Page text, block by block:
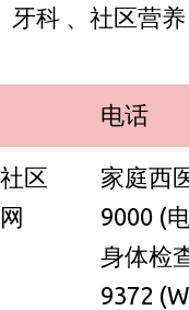
科 、社区营
电话
区
家庭西
9000 (
身体检
9372